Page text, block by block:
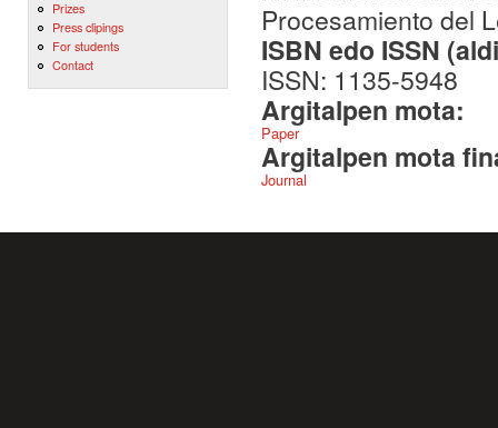
Prizes
Press clipings
For students
Contact
Procesamiento del
ISBN edo ISSN
ISSN: 1135-5948
Argitalpen mota:
Paper
Argitalpen mota
Journal